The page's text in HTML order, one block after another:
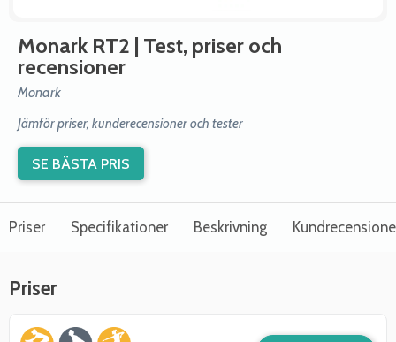
Monark RT2 | Test, priser och
recensioner
Monark
Jämför priser, kunderecensioner och tester
SE BÄSTA PRIS
Priser Specifikationer Beskrivning
Priser